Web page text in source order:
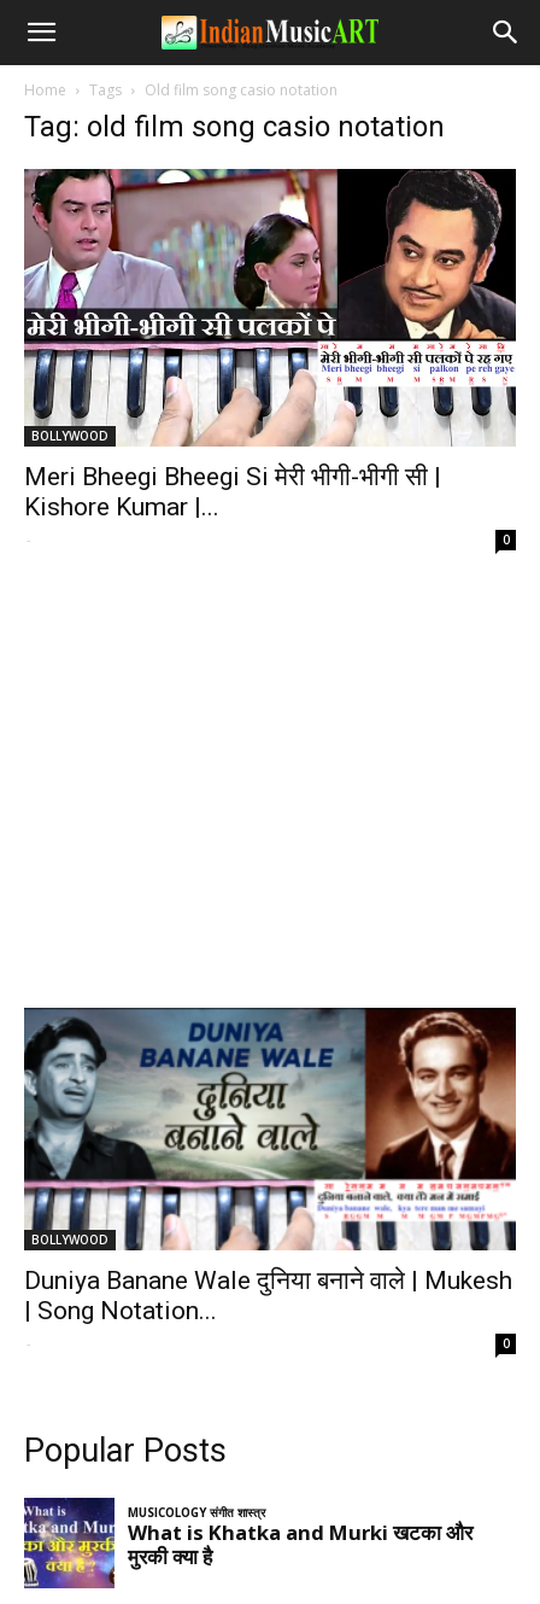
Home Tags Old film song casio notation
Tag: old film song casio notation
BOLLYWOOD
Meri Bheegi Bheegi Si मेरी भीगी-भीगी सी |
Kishore Kumar |...
- 0
BOLLYWOOD
Duniya Banane Wale दुनिया बनाने वाले | Mukesh
| Song Notation...
- 0
Popular Posts